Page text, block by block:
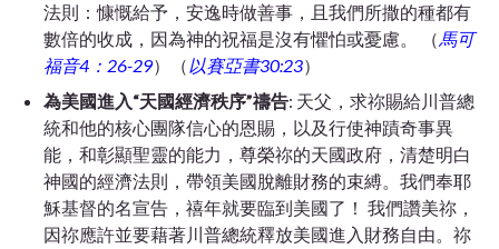
法則：慷慨給予，安逸時做善事，且我們所撒的種都有
數倍的收成，因為神的祝福是沒有懼怕或憂慮。 （馬可
福音4：26-29）（ 以賽亞書30:23）
為美國進入“天國經濟秩序”禱告: 天父，求祢賜給川普總
統和他的核心團隊信心的恩賜，以及行使神蹟奇事異
能，和彰顯聖靈的能力， 尊榮祢的天國政府，清楚明白
神國的經濟法則，帶領美國脫離財務的束縛。 我們奉耶
穌基督的名宣告， 禧年就要臨到美國了！ 我們讚美祢，
因祢應許並要藉著川普總統釋放美國進入財務自由。 祢